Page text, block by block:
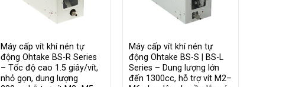
Máy cấp vít khí nén tự
động Ohtake BS-R Series
– Tốc độ cao 1.5 giây/vít,
nhỏ gọn, dung lượng
Máy cấp vít khí nén tự
động Ohtake BS-S | BS-L
Series – Dung lượng lớn
đến 1300cc, hỗ trợ vít M2–